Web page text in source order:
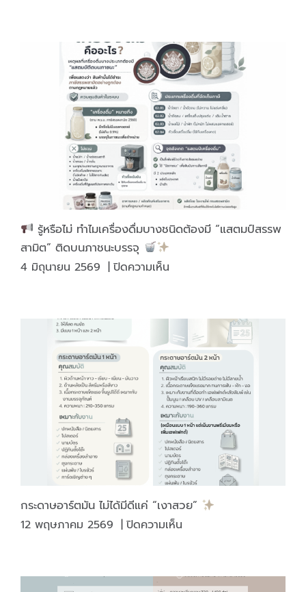
ไพ่
ตัว
เล็ก
คุณภาพ
มาตรฐาน
เล่น
สนุก
ได้
ทุก
โอกาส
รู้หรือไม่ ทำไมเครื่องดื่มบางชนิดต้องมี “แสตมป์สรรพ
สามิต” ติดบนภาชนะบรรจุ
4 มิถุนายน 2569 | ปิดความเห็นบน
หรือ
ไม่
ทำไม
เครื่อง
ดื่ม
บาง
ชนิด
ต้อง
มี
“แสตมป์
สรรพ
สามิต”
ติด
บน
กระดาษอาร์ตมัน ไม่ได้มีดีแค่ “เงาสวย”
12 พฤษภาคม 2569 | ปิดความเห็นบน
มัน